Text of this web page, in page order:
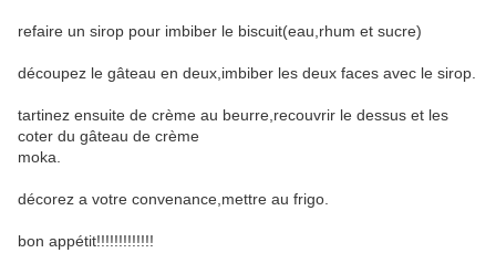
refaire un sirop pour imbiber le biscuit(eau,rhum et sucre)
découpez le gâteau en deux,imbiber les deux faces avec le sirop.
tartinez ensuite de crème au beurre,recouvrir le dessus et les
coter du gâteau de crème
moka.
décorez a votre convenance,mettre au frigo.
bon appétit!!!!!!!!!!!!!